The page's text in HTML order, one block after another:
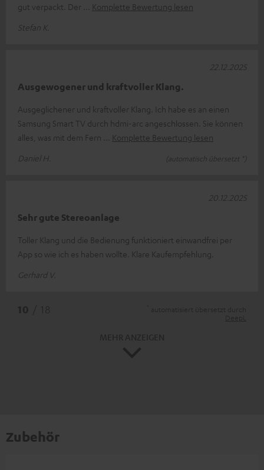
gut verpackt. Der
Komplette Bewertung lesen
Stefan K.
Ausgewogener und kraftvoller Klang.
Ausgeglichener und kraftvoller Klang. Ich habe es an einen
Samsung Smart TV durch hdmi-arc angeschlossen. Sie können
alles, was mit dem Fern
Komplette Bewertung lesen
Daniel H.
(automatisch übersetzt *)
22.12.2025
Sehr gute Stereoanlage
Toller Klang und die Bedienung funktioniert einwandfrei per
App so wie ich es haben wollte. Klare Kaufempfehlung.
Gerhard V.
20.12.2025
Zubehör